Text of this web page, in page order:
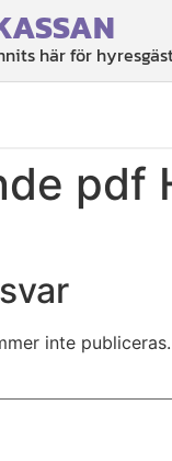
här för
pdf
inte publiceras.